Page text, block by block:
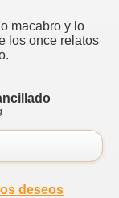
macabro y lo
los once relatos
deseos